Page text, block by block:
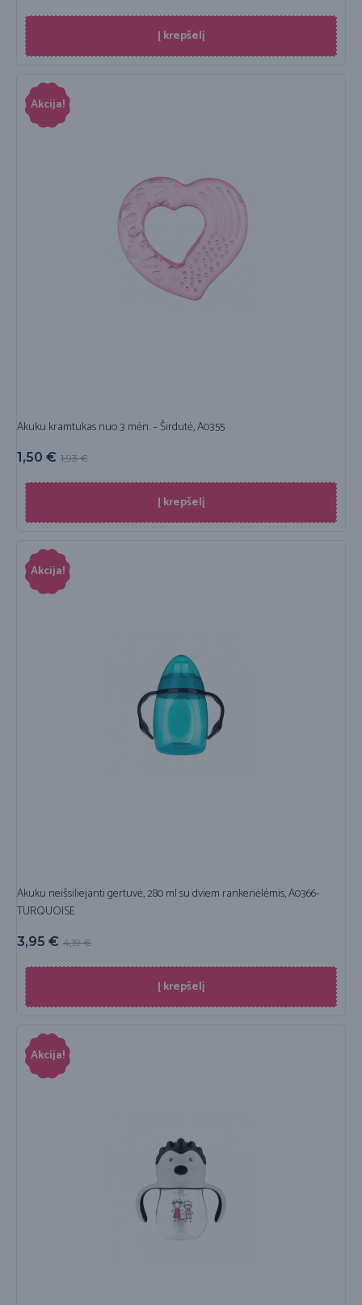
Į krepšelį
Akcija!
Akuku kramtukas nuo 3 mėn. – Širdutė, A0355
1,93€
1,50 €
Į krepšelį
Akcija!
Akuku neišsiliejanti gertuvė, 280 ml su dviem rankenėlėmis, A0366-
TURQUOISE
4,19€
3,95 €
Į krepšelį
Akcija!